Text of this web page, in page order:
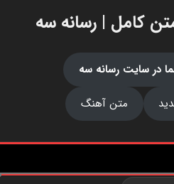
کامل | رسانه سه
در سایت رسانه سه
متن آهنگ